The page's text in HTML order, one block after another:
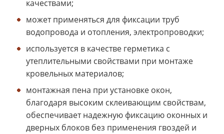
качествами;
может применяться для фиксации труб
водопровода и отопления, электропроводки;
используется в качестве герметика с
утеплительными свойствами при монтаже
кровельных материалов;
монтажная пена при установке окон,
благодаря высоким склеивающим свойствам,
обеспечивает надежную фиксацию оконных и
дверных блоков без применения гвоздей и